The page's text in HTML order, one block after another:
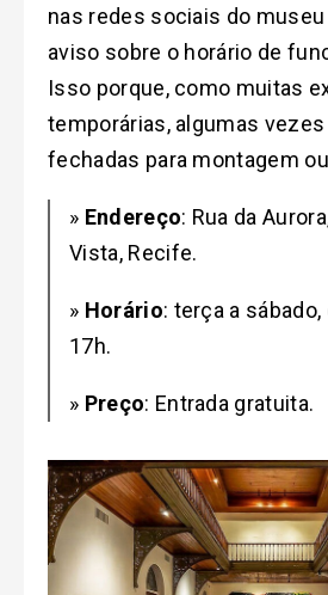
nas redes sociais do
aviso sobre o horário de
Isso porque, como muitas
temporárias, algumas
fechadas para montagem
» Endereço: Rua da
Vista, Recife.
» Horário: terça a
17h.
» Preço: Entrada gratuita.